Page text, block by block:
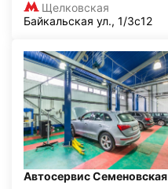
Щелковская
Байкальская ул., 1/3с12
Автосервис Семеновская